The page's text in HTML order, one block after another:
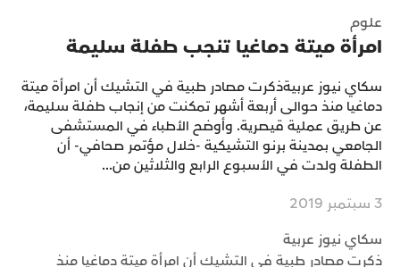
علوم
امرأة ميتة دماغيا تنجب طفلة سليمة
سكاي نيوز عربيةذكرت مصادر طبية في التشيك أن امرأة ميتة
دماغيا منذ حوالى أربعة أشهر تمكنت من إنجاب طفلة سليمة،
عن طريق عملية قيصرية. وأوضح الأطباء في المستشفى
الجامعي بمدينة برنو التشيكية -خلال مؤتمر صحافي- أن
الطفلة ولدت في الأسبوع الرابع والثلاثين من...
3 سبتمبر 2019
سكاي نيوز عربية
ذكرت مصادر طبية في التشيك أن امرأة ميتة دماغيا منذ